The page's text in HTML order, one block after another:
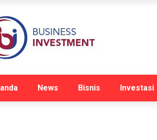
News Bisnis Investasi